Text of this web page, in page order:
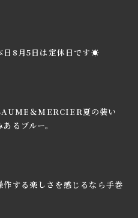
日8月5日は定休日です☀
＆MERCIER夏の装い
るブルー。
作する楽しさを感じるなら手巻